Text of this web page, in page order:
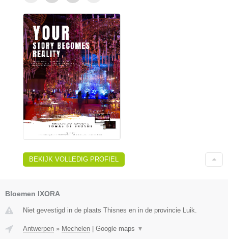
BEKIJK VOLLEDIG PROFIEL
Bloemen IXORA
Niet gevestigd in de plaats Thisnes en in de provincie Luik.
Antwerpen » Mechelen Google maps ▼